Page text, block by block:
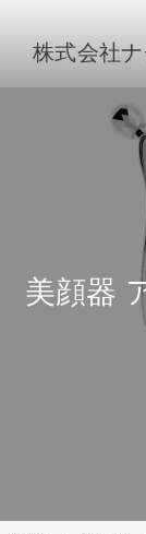
株式会社
美顔器